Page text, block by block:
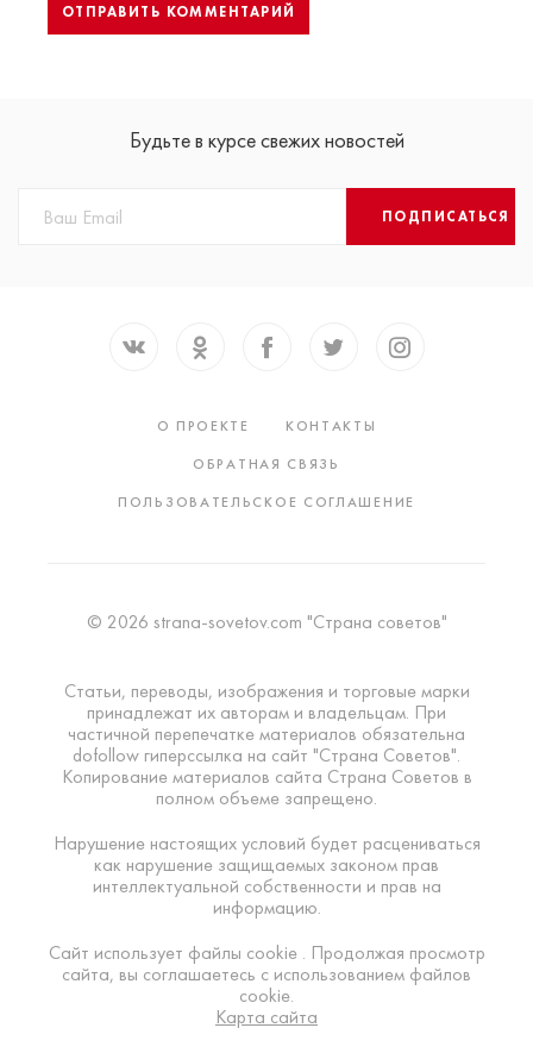
Будьте в курсе свежих новостей
ПОДПИСАТЬСЯ
О ПРОЕКТЕ
КОНТАКТЫ
ОБРАТНАЯ СВЯЗЬ
ПОЛЬЗОВАТЕЛЬСКОЕ СОГЛАШЕНИЕ
© 2026 strana-sovetov.com "Страна советов"
Статьи, переводы, изображения и торговые марки
принадлежат их авторам и владельцам. При
частичной перепечатке материалов обязательна
dofollow гиперссылка на сайт "Страна Советов".
Копирование материалов сайта Страна Советов в
полном объеме запрещено.
Нарушение настоящих условий будет расцениваться
как нарушение защищаемых законом прав
интеллектуальной собственности и прав на
информацию.
Сайт использует файлы cookie . Продолжая просмотр
сайта, вы соглашаетесь с использованием файлов
cookie.
Карта сайта